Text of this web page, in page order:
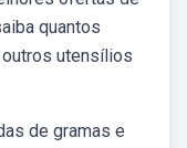
quantos
utensílios
de gramas e